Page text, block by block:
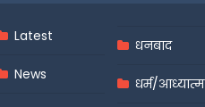
Latest
News
धनबाद
धर्म/आध्यात्म